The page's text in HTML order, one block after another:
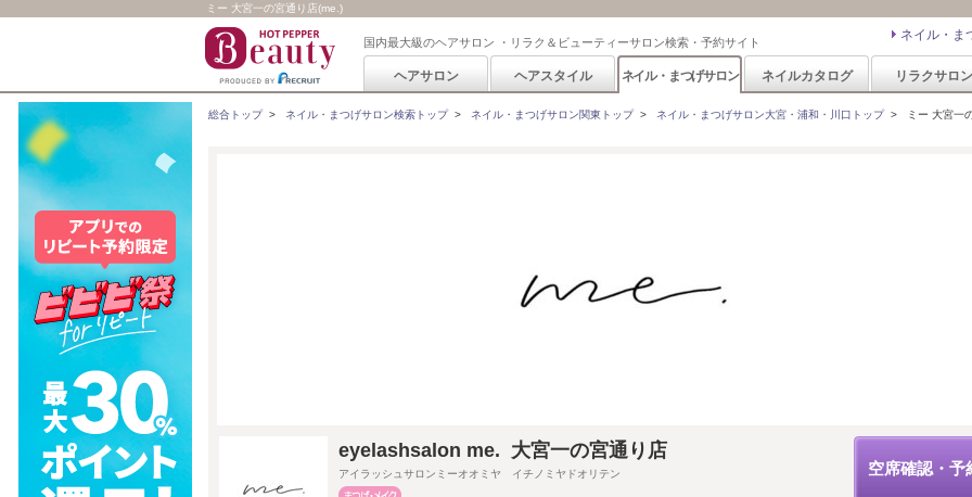
ミー 大宮一の宮通り店(me.)
国内最大級のヘアサロン ・リラク＆ビューティーサロン検索・予約サイト ネイル・ま
ヘアサロン ヘアスタイル ネイル・まつげサロン ネイルカタログ リラクサロン
総合トップ> ネイル・まつげサロン検索トップ> ネイル・まつげサロン関東トップ> ネイル・まつげサロン大宮・浦和・川口トップ> ミー 大宮一
空席確認・予
eyelashsalon me. 大宮一の宮通り店
アイラッシュサロンミーオオミヤ イチノミヤドオリテン